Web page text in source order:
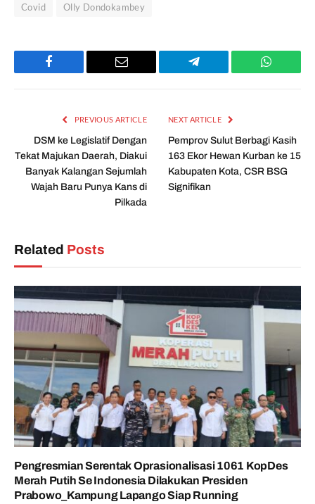
Covid Olly Dondokambey
Facebook Email Telegram
PREVIOUS ARTICLE
DSM ke Legislatif Dengan
Tekat Majukan Daerah, Diakui
Banyak Kalangan Sejumlah
Wajah Baru Punya Kans di
Pilkada
NEXT ARTICLE
Pemprov Sulut Berbagi Kasih
163 Ekor Hewan Kurban ke 15
Kabupaten Kota, CSR BSG
Signifikan
Related Posts
Pengresmian Serentak Oprasionalisasi 1061 KopDes
Merah Putih Se Indonesia Dilakukan Presiden
Prabowo_Kampung Lapango Siap Running